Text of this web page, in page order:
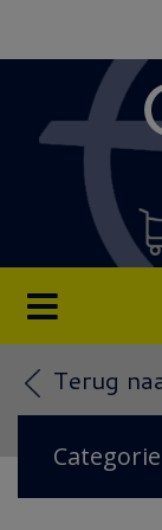
Terug
NIEUW